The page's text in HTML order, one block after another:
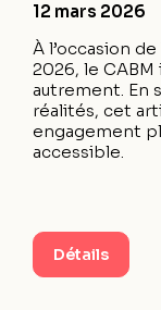
12 mars 2026
À l’occasion
2026, le
autrement. En
réalités, cet
engagement
accessible.
Détails